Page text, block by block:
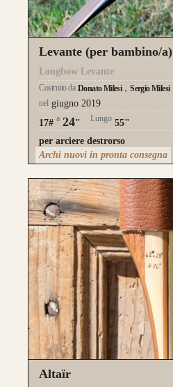
Levante (per bambino/a)
Longbow Levante
Costruito da Donato Milesi
Sergio Milesi
nel giugno 2019
17# a 24" Lungo 55"
per arciere destrorso
Archi nuovi in pronta consegna
Altaïr